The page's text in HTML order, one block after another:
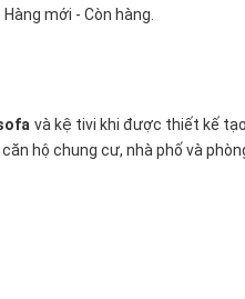
mới - Còn hàng.
và kệ tivi khi được thiết kế
hộ chung cư, nhà phố và